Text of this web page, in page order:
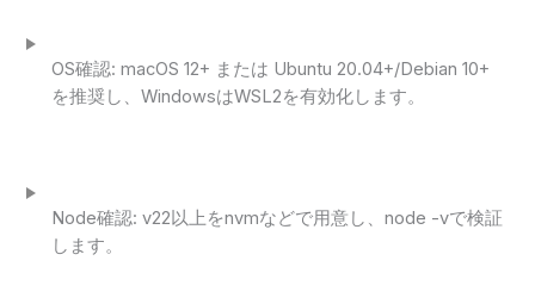
OS確認: macOS 12+ または Ubuntu 20.04+/Debian 10+
を推奨し、WindowsはWSL2を有効化します。
Node確認: v22以上をnvmなどで用意し、node -vで検証
します。